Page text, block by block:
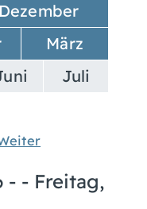
Dezember
März
Juli
- - Freitag,